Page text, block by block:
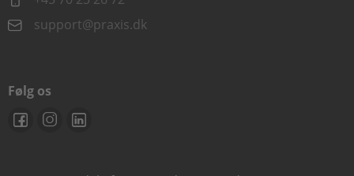
support@praxis.dk
Følg os